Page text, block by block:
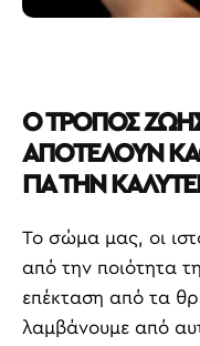
Ο ΤΡΟΠΟΣ
ΑΠΟΤΕΛΟΥΝ
ΓΙΑ ΤΗΝ
Το σώμα μας, οι
από την ποιότητα
επέκταση από τα
λαμβάνουμε από